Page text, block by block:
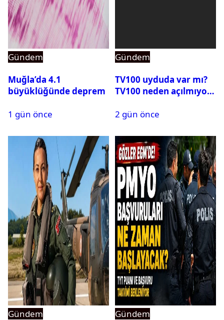
Gündem
Muğla’da 4.1
büyüklüğünde deprem
1 gün önce
Gündem
TV100 uyduda var mı?
TV100 neden açılmıyor?
2 gün önce
Gündem
Gündem